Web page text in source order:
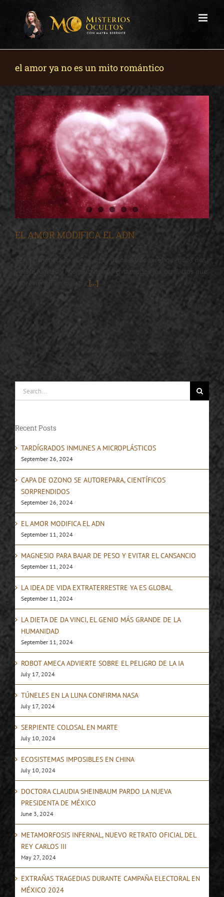
el amor ya no es un mito romántico
EL AMOR MODIFICA EL ADN
Se ha demostrado que el amor de nuestros seres queridos nos
vuelve fuertes y nos permite enfrentar todos los conflictos que
sobrevienen en nuestra [...]
for:
Recent Posts
TARDÍGRADOS INMUNES A MICROPLÁSTICOS
September 26, 2024
CAPA DE OZONO SE AUTOREPARA, CIENTÍFICOS
SORPRENDIDOS
September 26, 2024
EL AMOR MODIFICA EL ADN
September 11, 2024
MAGNESIO PARA BAJAR DE PESO Y EVITAR EL CANSANCIO
September 11, 2024
LA IDEA DE VIDA EXTRATERRESTRE YA ES GLOBAL
September 11, 2024
LA DIETA DE DA VINCI, EL GENIO MÁS GRANDE DE LA
HUMANIDAD
September 11, 2024
ROBOT AMECA ADVIERTE SOBRE EL PELIGRO DE LA IA
July 17, 2024
TÚNELES EN LA LUNA CONFIRMA NASA
July 17, 2024
SERPIENTE COLOSAL EN MARTE
July 10, 2024
ECOSISTEMAS IMPOSIBLES EN CHINA
July 10, 2024
DOCTORA CLAUDIA SHEINBAUM PARDO LA NUEVA
PRESIDENTA DE MÉXICO
June 3, 2024
METAMORFOSIS INFERNAL, NUEVO RETRATO OFICIAL DEL
REY CARLOS III
May 27, 2024
EXTRAÑAS TRAGEDIAS DURANTE CAMPAÑA ELECTORAL EN
MÉXICO 2024